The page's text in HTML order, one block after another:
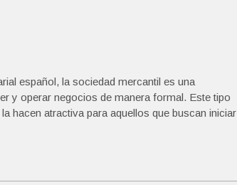
español, la sociedad mercantil es una
y operar negocios de manera formal. Este tipo
hacen atractiva para aquellos que buscan iniciar